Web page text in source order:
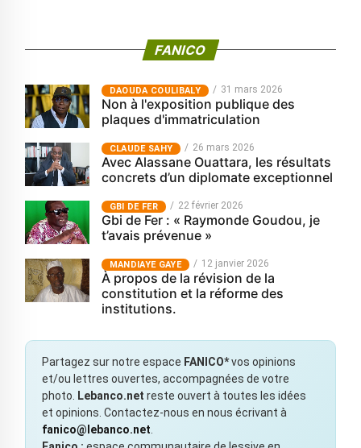
FANICO
‎DAOUDA COULIBALY 31 mars 2026
Non à l'exposition publique des
plaques d'immatriculation
CLAUDE SAHY 26 mars 2026
Avec Alassane Ouattara, les résultats
concrets d’un diplomate exceptionnel
GBI DE FER 22 février 2026
Gbi de Fer : « Raymonde Goudou, je
t’avais prévenue »
MANDIAYE GAYE 12 janvier 2026
À propos de la révision de la
constitution et la réforme des
institutions.
Partagez sur notre espace FANICO*vos opinions
et/ou lettres ouvertes, accompagnées de votre
photo.
Lebanco.net reste ouvert à toutes les idées
et opinions. Contactez-nous en nous écrivant à
fanico@lebanco.net